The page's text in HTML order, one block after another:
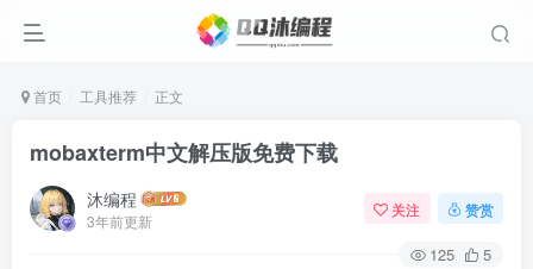
首页 工具推荐 正文
mobaxterm中文解压版免费下载
沐编程
3年前更新
关注 赞赏
125 5